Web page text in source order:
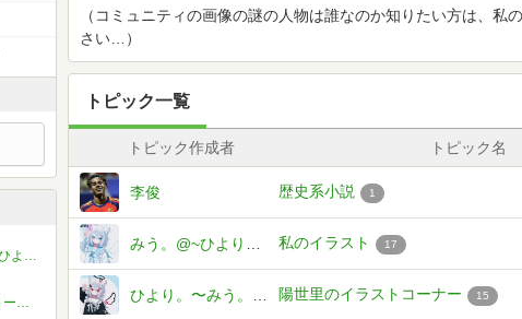
（コミュニティの画像の謎の人物は誰なのか知りたい方は、私
さい…）
トピック一覧
トピック作成者 トピック名
李俊 歴史系小説 1
私のイラスト 17
陽世里のイラストコーナー 15
みう。@~ひより。さんとペア画中♡♥︎~
海 フリーレンです。＾＾。〈〈みるくん＆シマさんとペア画中〜〉